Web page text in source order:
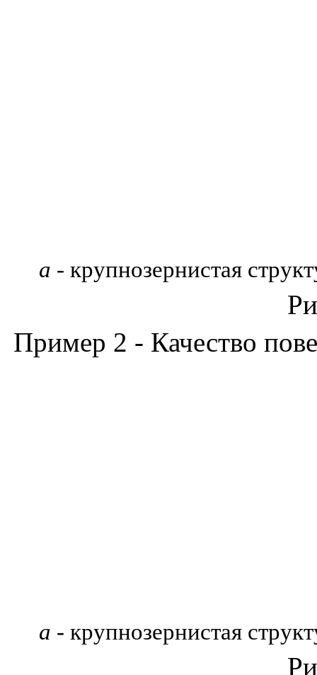
а - крупнозернистая
Пример 2 - Качество
а - крупнозернистая